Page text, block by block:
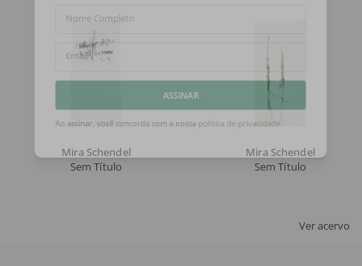
Mira Schendel
Sem Título
Mira Schendel
Sem Título
Ver acervo
Nome Completo
ASSINAR